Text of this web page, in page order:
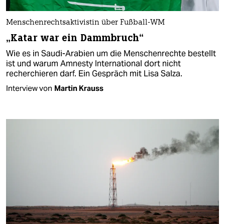
Menschenrechtsaktivistin über Fußball-WM
„Katar war ein Dammbruch“
Wie es in Saudi-Arabien um die Menschenrechte bestellt
ist und warum Amnesty International dort nicht
recherchieren darf. Ein Gespräch mit Lisa Salza.
Interview von Martin Krauss